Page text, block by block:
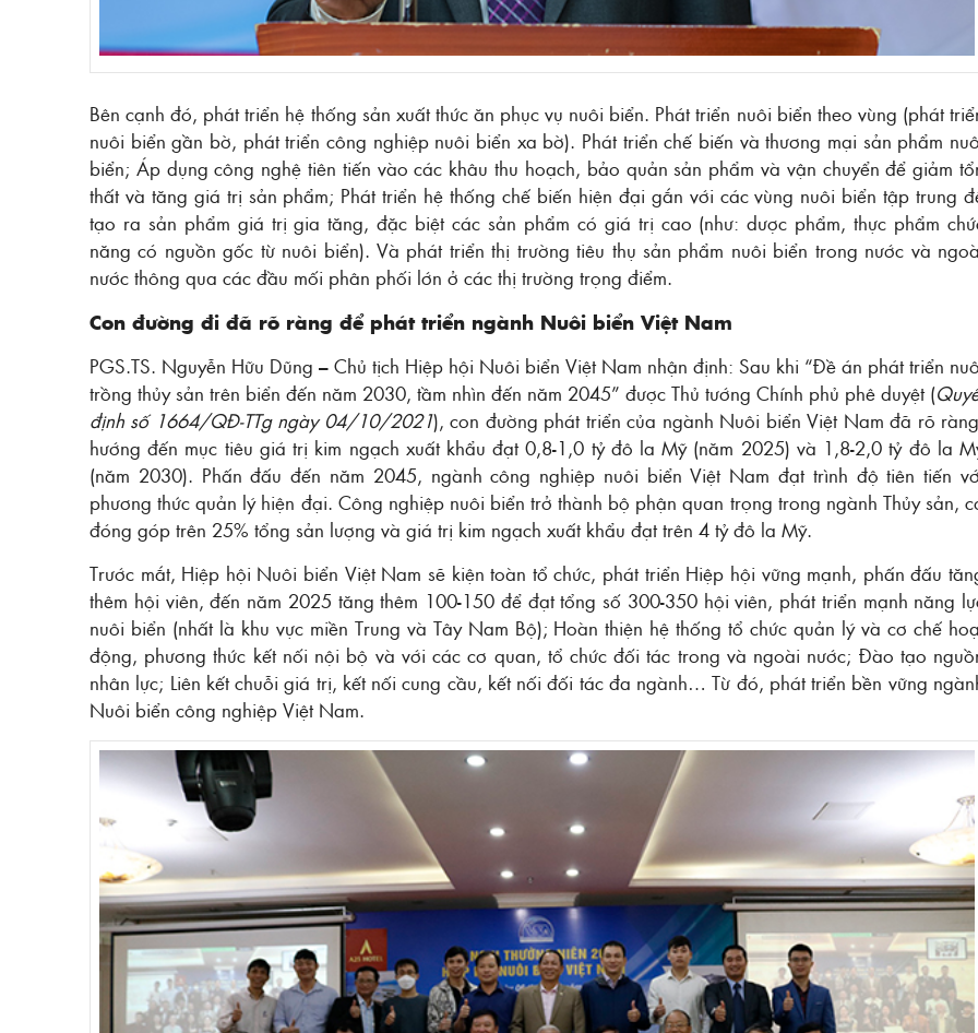
Bên cạnh đó, phát triển hệ thống sản xuất thức ăn phục vụ nuôi biển. Phát triển nuôi biển theo vùng (phát
nuôi biển gần bờ, phát triển công nghiệp nuôi biển xa bờ). Phát triển chế biến và thương mại sản phẩm
biển; Áp dụng công nghệ tiên tiến vào các khâu thu hoạch, bảo quản sản phẩm và vận chuyển để giảm
thất và tăng giá trị sản phẩm; Phát triển hệ thống chế biến hiện đại gắn với các vùng nuôi biển tập trung
tạo ra sản phẩm giá trị gia tăng, đặc biệt các sản phẩm có giá trị cao (như: dược phẩm, thực phẩm
năng có nguồn gốc từ nuôi biển). Và phát triển thị trường tiêu thụ sản phẩm nuôi biển trong nước và
nước thông qua các đầu mối phân phối lớn ở các thị trường trọng điểm.
Con đường đi đã rõ ràng để phát triển ngành Nuôi biển Việt Nam
PGS.TS. Nguyễn Hữu Dũng – Chủ tịch Hiệp hội Nuôi biển Việt Nam nhận định: Sau khi “Đề án phát triển
trồng thủy sản trên biển đến năm 2030, tầm nhìn đến năm 2045” được Thủ tướng Chính phủ phê duyệt (
định số 1664/QĐ-TTg ngày 04/10/2021), con đường phát triển của ngành Nuôi biển Việt Nam đã rõ
hướng đến mục tiêu giá trị kim ngạch xuất khẩu đạt 0,8-1,0 tỷ đô la Mỹ (năm 2025) và 1,8-2,0 tỷ đô la
(năm 2030). Phấn đấu đến năm 2045, ngành công nghiệp nuôi biển Việt Nam đạt trình độ tiên tiến
phương thức quản lý hiện đại. Công nghiệp nuôi biển trở thành bộ phận quan trọng trong ngành Thủy sản,
đóng góp trên 25% tổng sản lượng và giá trị kim ngạch xuất khẩu đạt trên 4 tỷ đô la Mỹ.
Trước mắt, Hiệp hội Nuôi biển Việt Nam sẽ kiện toàn tổ chức, phát triển Hiệp hội vững mạnh, phấn đấu
thêm hội viên, đến năm 2025 tăng thêm 100-150 để đạt tổng số 300-350 hội viên, phát triển mạnh năng
nuôi biển (nhất là khu vực miền Trung và Tây Nam Bộ); Hoàn thiện hệ thống tổ chức quản lý và cơ chế
động, phương thức kết nối nội bộ và với các cơ quan, tổ chức đối tác trong và ngoài nước; Đào tạo
nhân lực; Liên kết chuỗi giá trị, kết nối cung cầu, kết nối đối tác đa ngành… Từ đó, phát triển bền vững
Nuôi biển công nghiệp Việt Nam.